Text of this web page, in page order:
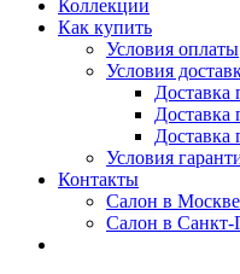
Коллекции
Как купить
Условия оплаты
Условия
Доставка
Доставка
Доставка
Условия
Контакты
Салон в Москве
Салон в Санкт-